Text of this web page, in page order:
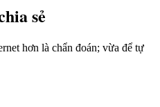
sẻ
hơn là chẩn đoán; vừa để tự